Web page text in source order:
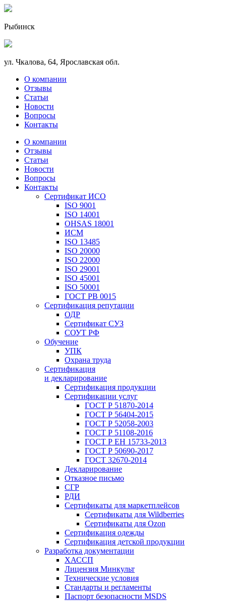
Рыбинск
ул. Чкалова, 64, Ярославская обл.
О компании
Отзывы
Статьи
Новости
Вопросы
Контакты
О компании
Отзывы
Статьи
Новости
Вопросы
Контакты
Сертификат ИСО
ISO 9001
ISO 14001
OHSAS 18001
ИСМ
ISO 13485
ISO 20000
ISO 22000
ISO 29001
ISO 45001
ISO 50001
ГОСТ РВ 0015
Сертификация репутации
ОДР
Сертификат СУЗ
СОУТ РФ
Обучение
УПК
Охрана труда
Сертификация
и декларирование
Сертификация продукции
Сертификации услуг
ГОСТ Р 51870-2014
ГОСТ Р 56404-2015
ГОСТ Р 52058-2003
ГОСТ Р 51108-2016
ГОСТ Р ЕН 15733-2013
ГОСТ Р 50690-2017
ГОСТ 32670-2014
Декларирование
Отказное письмо
СГР
РДИ
Сертификаты для маркетплейсов
Сертификаты для Wildberries
Сертификаты для Ozon
Сертификация одежды
Сертификация детской продукции
Разработка документации
ХАССП
Лицензия Минкульт
Технические условия
Стандарты и регламенты
Паспорт безопасности MSDS